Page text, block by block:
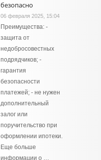
безопасно
06 февраля 2025, 15:04
Преимущества: -
защита от
недобросовестных
подрядчиков; -
гарантия
безопасности
платежей; - не нужен
дополнительный
залог или
поручительство при
оформлении ипотеки.
Еще больше
информации о …